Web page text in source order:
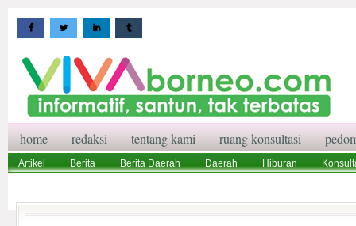
home redaksi tentang kami ruang konsultasi
Artikel Berita Berita Daerah Daerah Hiburan